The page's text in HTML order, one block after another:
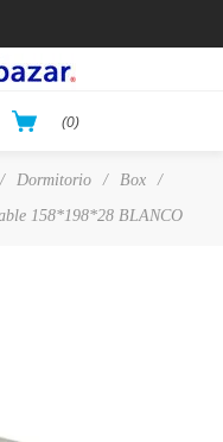
(0)
/ Dormitorio / Box
/
158*198*28 BLANCO